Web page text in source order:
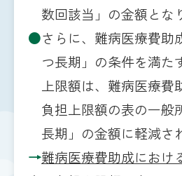
数回該当」の金額とな
●さらに、難病医療費助
つ長期」の条件を満た
上限額は、難病医療費
負担上限額の表の一
長期」の金額に軽減さ
→難病医療費助成におけ